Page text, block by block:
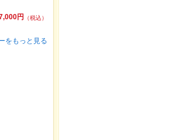
円
（税込）
をもっと見る